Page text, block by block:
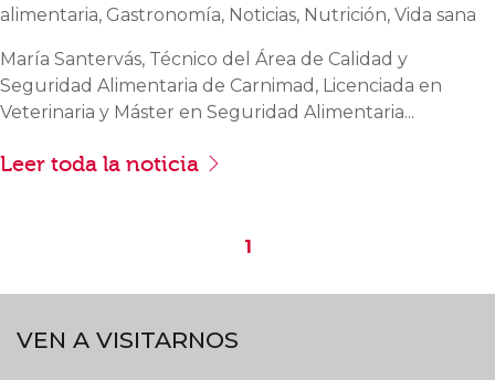
alimentaria, Gastronomía, Noticias, Nutrición, Vida sana
María Santervás, Técnico del Área de Calidad y
Seguridad Alimentaria de Carnimad, Licenciada en
Veterinaria y Máster en Seguridad Alimentaria...
Leer toda la noticia
1
VEN A VISITARNOS